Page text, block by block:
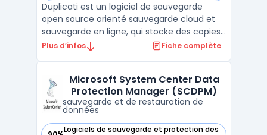
Duplicati est un logiciel de sauvegarde
open source orienté sauvegarde cloud et
sauvegarde en ligne, qui stocke des copies
chiffrées, incrémentielles et compressées
Google Drive, WebDAV, FTP/SFTP, NAS, ainsi
que des disques lo ...
Plus d’infos Fiche complète
Microsoft System Center Data
Protection Manager (SCDPM)
sauvegarde et de restauration de
données
Logiciels de sauvegarde et protection des